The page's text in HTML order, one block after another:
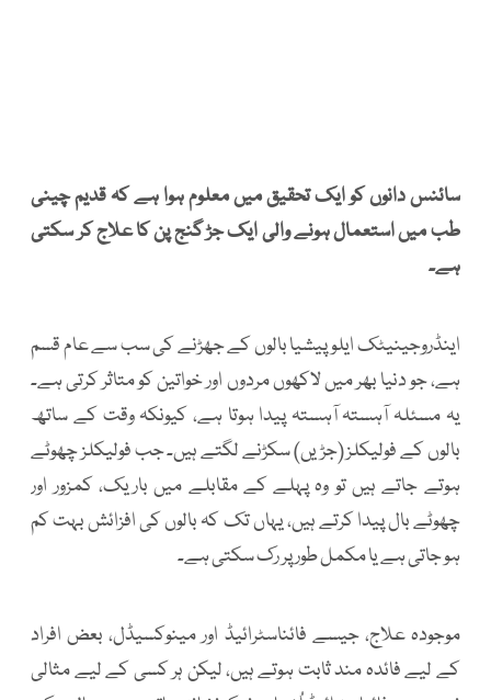
سائنس دانوں کو ایک تحقیق میں معلوم ہوا ہے کہ قدیم چینی
طب میں استعمال ہونے والی ایک جڑ گنج پن کا علاج کر سکتی
ہے۔
اینڈروجینیٹک ایلوپیشیا بالوں کے جھڑنے کی سب سے عام قسم
ہے، جو دنیا بھر میں لاکھوں مردوں اور خواتین کو متاثر کرتی ہے۔
یہ مسئلہ آہستہ آہستہ پیدا ہوتا ہے، کیونکہ وقت کے ساتھ
بالوں کے فولیکلز (جڑیں) سکڑنے لگتے ہیں۔ جب فولیکلز چھوٹے
ہوتے جاتے ہیں تو وہ پہلے کے مقابلے میں باریک، کمزور اور
چھوٹے بال پیدا کرتے ہیں، یہاں تک کہ بالوں کی افزائش بہت کم
ہو جاتی ہے یا مکمل طور پر رک سکتی ہے۔
موجودہ علاج، جیسے فائناسٹرائیڈ اور مینوکسیڈل، بعض افراد
کے لیے فائدہ مند ثابت ہوتے ہیں، لیکن ہر کسی کے لیے مثالی